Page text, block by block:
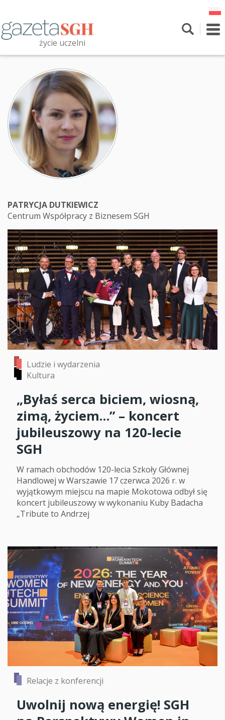
treści
życie uczelni
PATRYCJA DUTKIEWICZ
Centrum Współpracy z Biznesem SGH
Ludzie i wydarzenia
Kultura
„Byłaś serca biciem, wiosną,
zimą, życiem…” – koncert
jubileuszowy na 120-lecie
SGH
W ramach obchodów 120-lecia Szkoły Głównej
Handlowej w Warszawie 17 czerwca 2026 r. w
wyjątkowym miejscu na mapie Mokotowa odbył się
koncert jubileuszowy w wykonaniu Kuby Badacha
„Tribute to Andrzej
Relacje z konferencji
Uwolnij nową energię! SGH